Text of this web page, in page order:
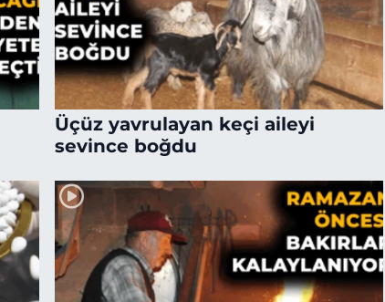
Üçüz yavrulayan keçi aileyi
sevince boğdu